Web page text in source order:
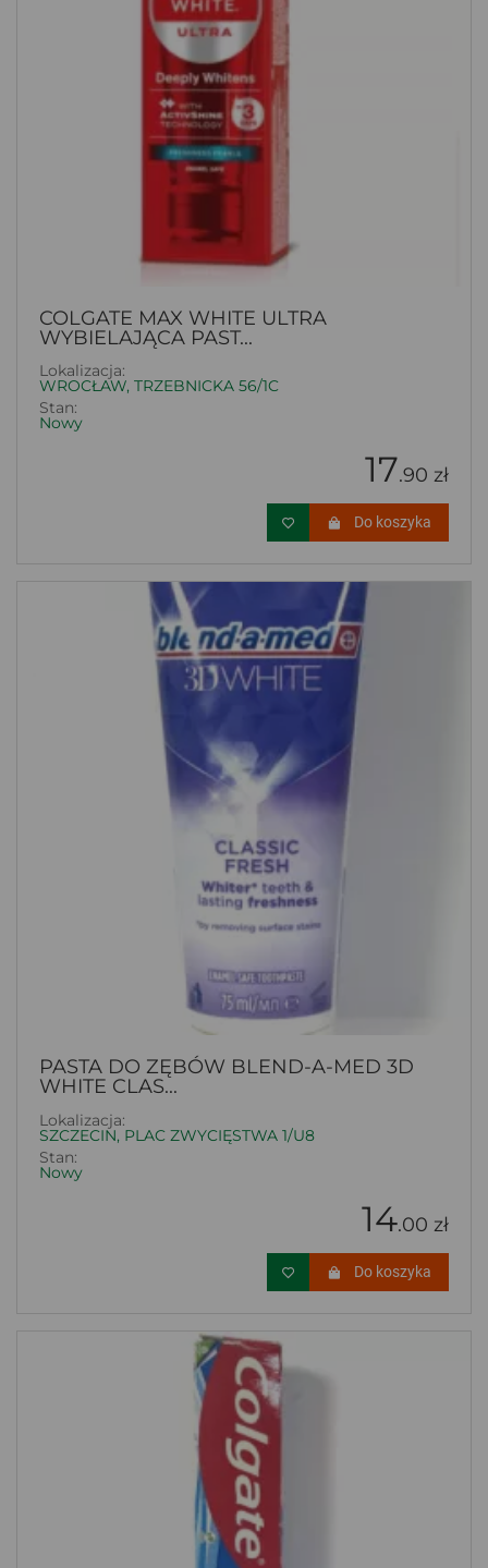
COLGATE MAX WHITE ULTRA
WYBIELAJĄCA PAST...
Lokalizacja:
WROCŁAW, TRZEBNICKA 56/1C
Stan:
Nowy
17.90 zł
Do koszyka
PASTA DO ZĘBÓW BLEND-A-MED 3D
WHITE CLAS...
Lokalizacja:
SZCZECIN, PLAC ZWYCIĘSTWA 1/U8
Stan:
Nowy
14.00 zł
Do koszyka